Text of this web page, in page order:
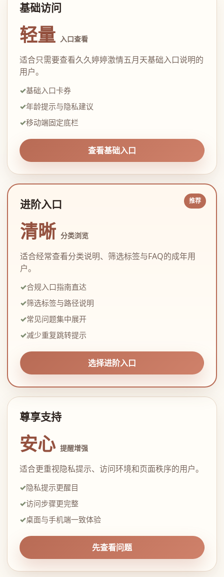
基础访问
轻量 入口查看
适合只需要查看久久婷婷激情五月天基础入口说明的
用户。
基础入口卡券
年龄提示与隐私建议
移动端固定底栏
查看基础入口
进阶入口
清晰 分类浏览
适合经常查看分类说明、筛选标签与FAQ的成年用
户。
合规入口指南直达
筛选标签与路径说明
常见问题集中展开
减少重复跳转提示
选择进阶入口
尊享支持
安心 提醒增强
适合更重视隐私提示、访问环境和页面秩序的用户。
隐私提示更醒目
访问步骤更完整
桌面与手机端一致体验
先查看问题